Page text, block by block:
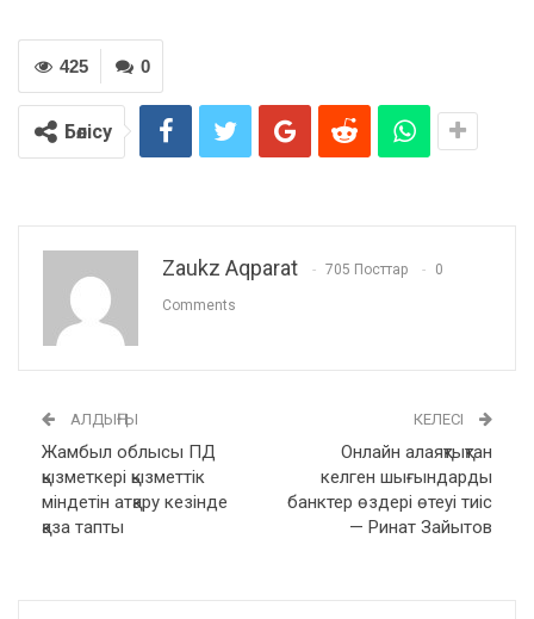
0
425
Бөлісу
Zaukz Aqparat 705 Посттар 0
Comments
АЛДЫҢҒЫ
Жамбыл облысы ПД
қызметкері қызметтік
міндетін атқару кезінде
қаза тапты
КЕЛЕСІ
Онлайн алаяқтықтан
келген шығындарды
банктер өздері өтеуі тиіс
— Ринат Зайытов